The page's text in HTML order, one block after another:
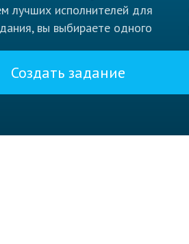
лучших исполнителей для
вы выбираете одного
Создать задание